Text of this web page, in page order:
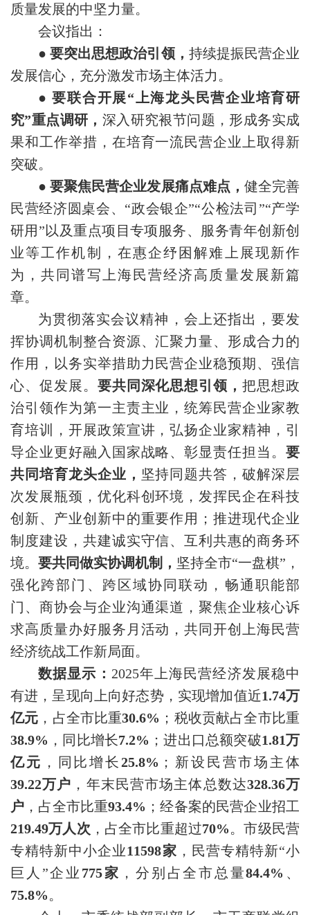
质量发展的中坚力量。
会议指出：
● 要突出思想政治引领， 持续提振民营企业
发展信心，充分激发市场主体活力。
● 要联合开展“上海龙头民营企业培育研
究”重点调研， 深入研究裉节问题，形成务实成
果和工作举措，在培育一流民营企业上取得新
突破。
● 要聚焦民营企业发展痛点难点， 健全完善
民营经济圆桌会、“政会银企”“公检法司”“产学
研用”以及重点项目专项服务、服务青年创新创
业等工作机制，在惠企纾困解难上展现新作
为，共同谱写上海民营经济高质量发展新篇
章。
为贯彻落实会议精神，会上还指出，要发
挥协调机制整合资源、汇聚力量、形成合力的
作用，以务实举措助力民营企业稳预期、强信
心、促发展。 要共同深化思想引领，把思想政
治引领作为第一主责主业，统筹民营企业家教
育培训，开展政策宣讲，弘扬企业家精神，引
导企业更好融入国家战略、彰显责任担当。 要
共同培育龙头企业， 坚持同题共答，破解深层
次发展瓶颈，优化科创环境，发挥民企在科技
创新、产业创新中的重要作用；推进现代企业
制度建设，共建诚实守信、互利共惠的商务环
境。 要共同做实协调机制， 坚持全市“一盘棋”，
强化跨部门、跨区域协同联动，畅通职能部
门、商协会与企业沟通渠道，聚焦企业核心诉
求高质量办好服务月活动，共同开创上海民营
经济统战工作新局面。
数据显示： 2025年上海民营经济发展稳中
有进，呈现向上向好态势，实现增加值近1.74万
亿元 ，占全市比重30.6% ；税收贡献占全市比重
38.9% ，同比增长7.2% ；进出口总额突破1.81万
亿元 ，同比增长25.8% ；新设民营市场主体
39.22万户 ，年末民营市场主体总数达328.36万
户 ，占全市比重93.4% ；经备案的民营企业招工
219.49万人次 ，占全市比重超过70%。市级民营
专精特新中小企业11598家 ，民营专精特新“小
巨人”企业 775家 ，分别占全市总量84.4% 、
75.8%。